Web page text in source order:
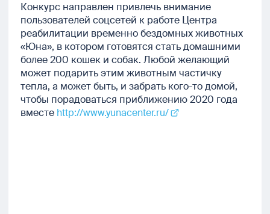
Конкурс направлен привлечь внимание
пользователей соцсетей к работе Центра
реабилитации временно бездомных животных
«Юна», в котором готовятся стать домашними
более 200 кошек и собак. Любой желающий
может подарить этим животным частичку
тепла, а может быть, и забрать кого-то домой,
чтобы порадоваться приближению 2020 года
вместе http://www.yunacenter.ru/